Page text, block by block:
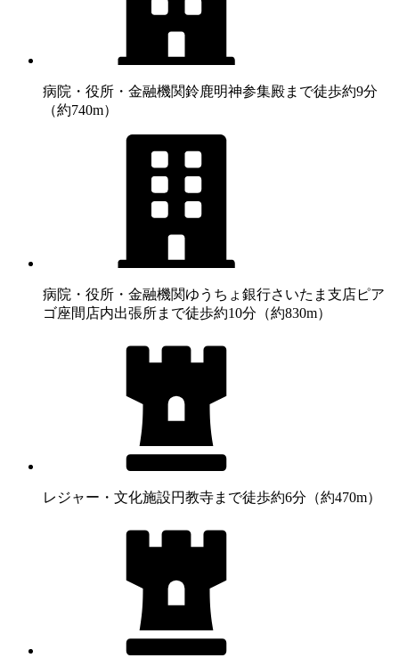
病院・役所・金融機関鈴鹿明神参集殿まで徒歩約9分
（約740m）
病院・役所・金融機関ゆうちょ銀行さいたま支店ピア
ゴ座間店内出張所まで徒歩約10分（約830m）
レジャー・文化施設円教寺まで徒歩約6分（約470m）